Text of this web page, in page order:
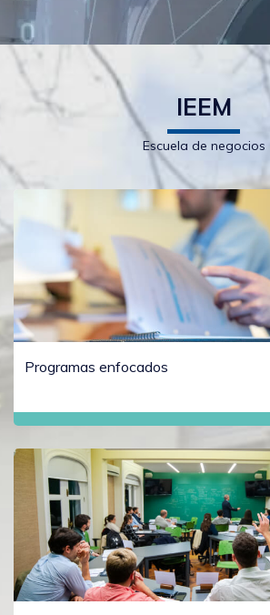
IEEM
Escuela de negocios
Programas enfocados